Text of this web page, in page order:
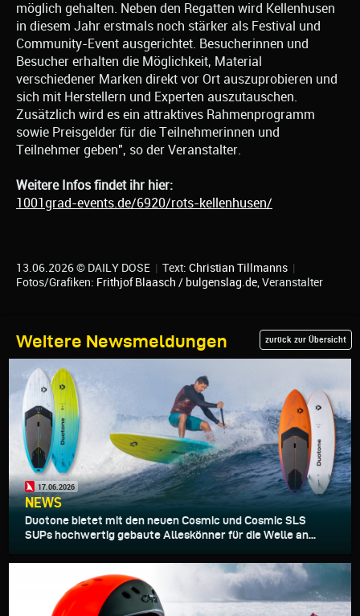
möglich gehalten. Neben den Regatten wird Kellenhusen
in diesem Jahr erstmals noch stärker als Festival und
Community-Event ausgerichtet. Besucherinnen und
Besucher erhalten die Möglichkeit, Material
verschiedener Marken direkt vor Ort auszuprobieren und
sich mit Herstellern und Experten auszutauschen.
Zusätzlich wird es ein attraktives Rahmenprogramm
sowie Preisgelder für die Teilnehmerinnen und
Teilnehmer geben", so der Veranstalter.
Weitere Infos findet ihr hier:
1001grad-events.de/6920/rots-kellenhusen/
13.06.2026 © DAILY DOSE | Text: Christian Tillmanns |
Fotos/Grafiken: Frithjof Blaasch / bulgenslag.de, Veranstalter
Weitere Newsmeldungen zurück zur Übersicht
17.06.2026
NEWS
Duotone bietet mit den neuen Cosmic und Cosmic SLS
SUPs hochwertig gebaute Alleskönner für die Welle an...